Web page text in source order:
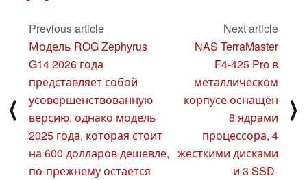
⟨
Previous article
Модель ROG Zephyrus
G14 2026 года
представляет собой
усовершенствованную
версию, однако модель
2025 года, которая стоит
на 600 долларов дешевле,
по-прежнему остается
Next article
NAS TerraMaster
F4-425 Pro в
металлическом
корпусе оснащён
8 ядрами
процессора, 4
жесткими дисками
и 3 SSD-
⟩